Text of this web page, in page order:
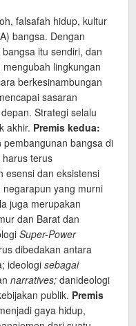
falsafah hidup, kultur
bangsa. Dengan
itu sendiri, dan
lingkungan
berkesinambungan
sasaran
Strategi selalu
akhir. Premis kedua:
bangsa di
terus
esensi dan eksistensi
negarapun yang murni
juga merupakan
dan Barat dan
Super-Power
dibedakan antara
ideologi sebagai
narratives; danideologi
publik. Premis
gaya hidup,